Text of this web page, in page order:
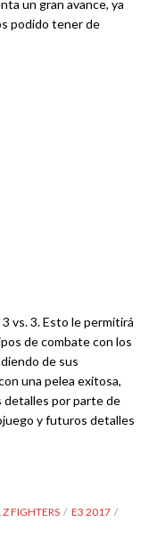
un gran avance, ya
podido tener de
vs. 3. Esto le permitirá
de combate con los
de sus
una pelea exitosa,
detalles por parte de
y futuros detalles
FIGHTERS
E3 2017